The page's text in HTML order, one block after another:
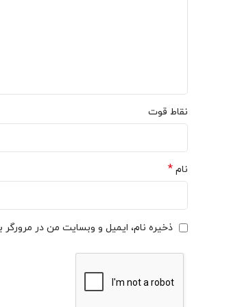
کفش اسکارپا مدل CHARMOZ HD برای چه نوع کوهنوردی مناسب است؟
این کفش برندscarpaبه طور خاص برای
آیا کفش Scarpa CHARMOZ HD ضد آب است؟
بله، این کفش با استفاده از فناوری HDry کاملاً ضد آب است.
کفش های اسکارپا مدل CHARMOZ HD چه وزنی دارند؟
آیا این کفش ها مناسب کوهنوردی در زمستان هستند؟
نقاط قوت
نام *
ذخیره نام، ایمیل و وبسایت من در